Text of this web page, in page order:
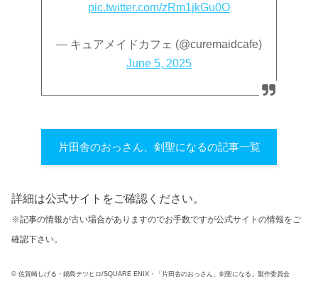
pic.twitter.com/zRm1jkGu0O
— キュアメイドカフェ (@curemaidcafe)
June 5, 2025
片田舎のおっさん、剣聖になるの記事一覧
詳細は公式サイトをご確認ください。
※記事の情報が古い場合がありますのでお手数ですが公式サイトの情報をご
確認下さい。
© 佐賀崎しげる・鍋島テツヒロ/SQUARE ENIX・「片田舎のおっさん、剣聖になる」製作委員会